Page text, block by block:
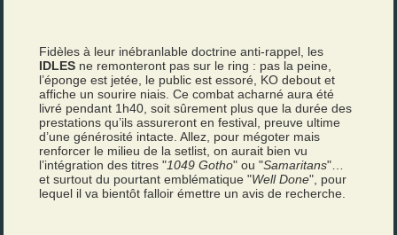
Fidèles à leur inébranlable doctrine anti-rappel, les
IDLES ne remonteront pas sur le ring : pas la peine,
l’éponge est jetée, le public est essoré, KO debout et
affiche un sourire niais. Ce combat acharné aura été
livré pendant 1h40, soit sûrement plus que la durée des
prestations qu’ils assureront en festival, preuve ultime
d’une générosité intacte. Allez, pour mégoter mais
renforcer le milieu de la setlist, on aurait bien vu
l’intégration des titres "1049 Gotho" ou "Samaritans"…
et surtout du pourtant emblématique "Well Done", pour
lequel il va bientôt falloir émettre un avis de recherche.